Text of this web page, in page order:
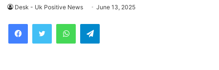
Desk - Uk Positive News June 13, 2025
WhatsAppTelegram